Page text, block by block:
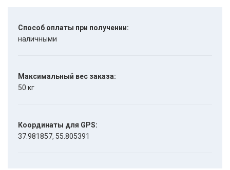
Способ оплаты при получении:
наличными
Максимальный вес заказа:
50 кг
Координаты для GPS:
37.981857, 55.805391